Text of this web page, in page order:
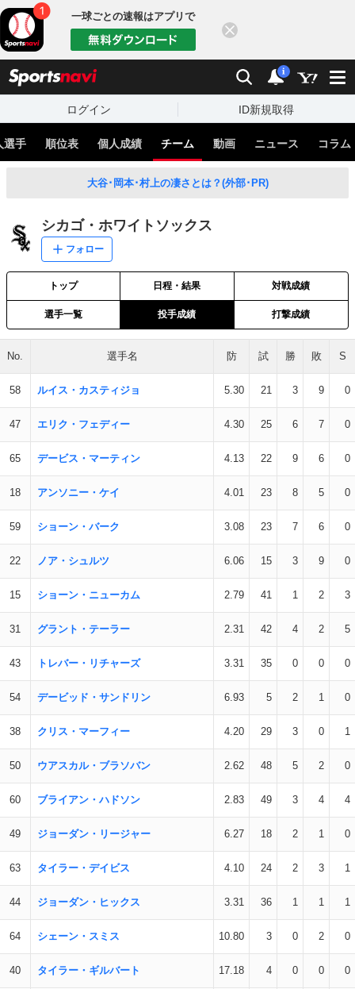
一球ごとの速報はアプリで
検索 通知
i
ログイン ID新規取得
選手 順位表 個人成績 チーム 動画 ニュース コラム
大谷･岡本･村上の凄さとは？(外部･PR)
シカゴ・ホワイトソックス
フォロー
トップ 日程・結果 対戦成績
選手一覧 投手成績 打撃成績
No. 選手名 防 試 勝 敗 S
58 ルイス・カスティジョ 5.30 21 3 9 0
47 エリク・フェディー 4.30 25 6 7 0
65 デービス・マーティン 4.13 22 9 6 0
18 アンソニー・ケイ 4.01 23 8 5 0
59 ショーン・バーク 3.08 23 7 6 0
22 ノア・シュルツ 6.06 15 3 9 0
15 ショーン・ニューカム 2.79 41 1 2 3
31 グラント・テーラー 2.31 42 4 2 5
43 トレバー・リチャーズ 3.31 35 0 0 0
54 デービッド・サンドリン 6.93 5 2 1 0
38 クリス・マーフィー 4.20 29 3 0 1
50 ウアスカル・ブラソバン 2.62 48 5 2 0
60 ブライアン・ハドソン 2.83 49 3 4 4
49 ジョーダン・リージャー 6.27 18 2 1 0
63 タイラー・デイビス 4.10 24 2 3 1
44 ジョーダン・ヒックス 3.31 36 1 1 1
64 シェーン・スミス 10.80 3 0 2 0
40 タイラー・ギルバート 17.18 4 0 0 0